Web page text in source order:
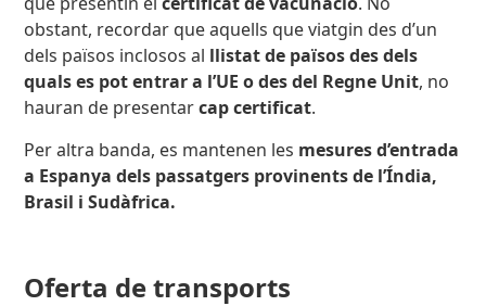
obstant, recordar que aquells que viatgin des d’un
dels països inclosos al llistat de països des dels
quals es pot entrar a l’UE o des del Regne Unit, no
hauran de presentarcap certificat.
Per altra banda, es mantenen les mesures d’entrada
a Espanya dels passatgers provinents de l’Índia,
Brasil i Sudàfrica.
Oferta de transports